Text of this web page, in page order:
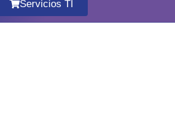
Servicios TI